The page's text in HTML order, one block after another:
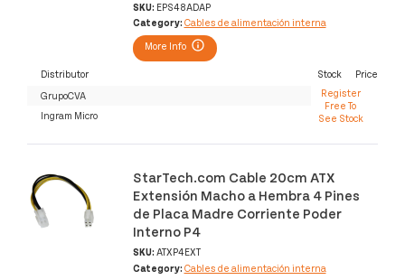
SKU: EPS48ADAP
Category: Cables de alimentación interna
More Info
Distributor Stock
Price
GrupoCVA
Register
Free To
See Stock
Ingram Micro
StarTech.com Cable 20cm ATX
Extensión Macho a Hembra 4 Pines
de Placa Madre Corriente Poder
Interno P4
SKU: ATXP4EXT
Category: Cables de alimentación interna